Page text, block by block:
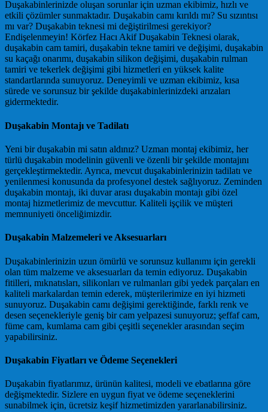
Duşakabinlerinizde oluşan sorunlar için uzman ekibimiz, hızlı ve
etkili çözümler sunmaktadır. Duşakabin camı kırıldı mı? Su sızıntısı
mı var? Duşakabin teknesi mi değiştirilmesi gerekiyor?
Endişelenmeyin! Körfez Hacı Akif Duşakabin Teknesi olarak,
duşakabin cam tamiri, duşakabin tekne tamiri ve değişimi, duşakabin
su kaçağı onarımı, duşakabin silikon değişimi, duşakabin rulman
tamiri ve tekerlek değişimi gibi hizmetleri en yüksek kalite
standartlarında sunuyoruz. Deneyimli ve uzman ekibimiz, kısa
sürede ve sorunsuz bir şekilde duşakabinlerinizdeki arızaları
gidermektedir.
Duşakabin Montajı ve Tadilatı
Yeni bir duşakabin mi satın aldınız? Uzman montaj ekibimiz, her
türlü duşakabin modelinin güvenli ve özenli bir şekilde montajını
gerçekleştirmektedir. Ayrıca, mevcut duşakabinlerinizin tadilatı ve
yenilenmesi konusunda da profesyonel destek sağlıyoruz. Zeminden
duşakabin montajı, iki duvar arası duşakabin montajı gibi özel
montaj hizmetlerimiz de mevcuttur. Kaliteli işçilik ve müşteri
memnuniyeti önceliğimizdir.
Duşakabin Malzemeleri ve Aksesuarları
Duşakabinlerinizin uzun ömürlü ve sorunsuz kullanımı için gerekli
olan tüm malzeme ve aksesuarları da temin ediyoruz. Duşakabin
fitilleri, mıknatısları, silikonları ve rulmanları gibi yedek parçaları en
kaliteli markalardan temin ederek, müşterilerimize en iyi hizmeti
sunuyoruz. Duşakabin camı değişimi gerektiğinde, farklı renk ve
desen seçenekleriyle geniş bir cam yelpazesi sunuyoruz; şeffaf cam,
füme cam, kumlama cam gibi çeşitli seçenekler arasından seçim
yapabilirsiniz.
Duşakabin Fiyatları ve Ödeme Seçenekleri
Duşakabin fiyatlarımız, ürünün kalitesi, modeli ve ebatlarına göre
değişmektedir. Sizlere en uygun fiyat ve ödeme seçeneklerini
sunabilmek için, ücretsiz keşif hizmetimizden yararlanabilirsiniz.